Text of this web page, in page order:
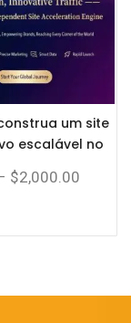
um site
escalável no
um sistema
comércio
$2,000.00